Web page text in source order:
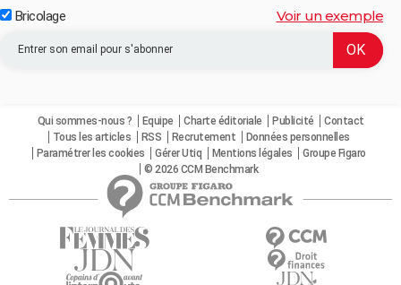
Bricolage Voir un exemple
Qui sommes-nous ? Equipe Charte éditoriale Publicité
Contact
Tous les articles
RSS Recrutement
Données personnelles
Paramétrer les cookies
Gérer Utiq Mentions légales
Groupe Figaro
© 2026 CCM Benchmark